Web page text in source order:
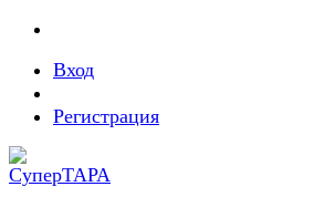
Вход
Регистрация